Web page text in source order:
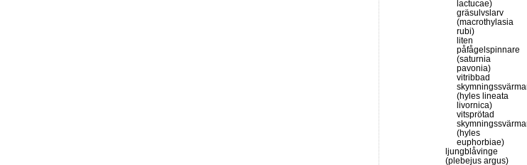
lactucae)
gräsulvslarv
(macrothylasia
rubi)
liten
påfågelspinnare
(saturnia
pavonia)
vitribbad
(hyles lineata
livornica)
vitsprötad
(hyles
euphorbiae)
ljungblåvinge
(plebejus argus)